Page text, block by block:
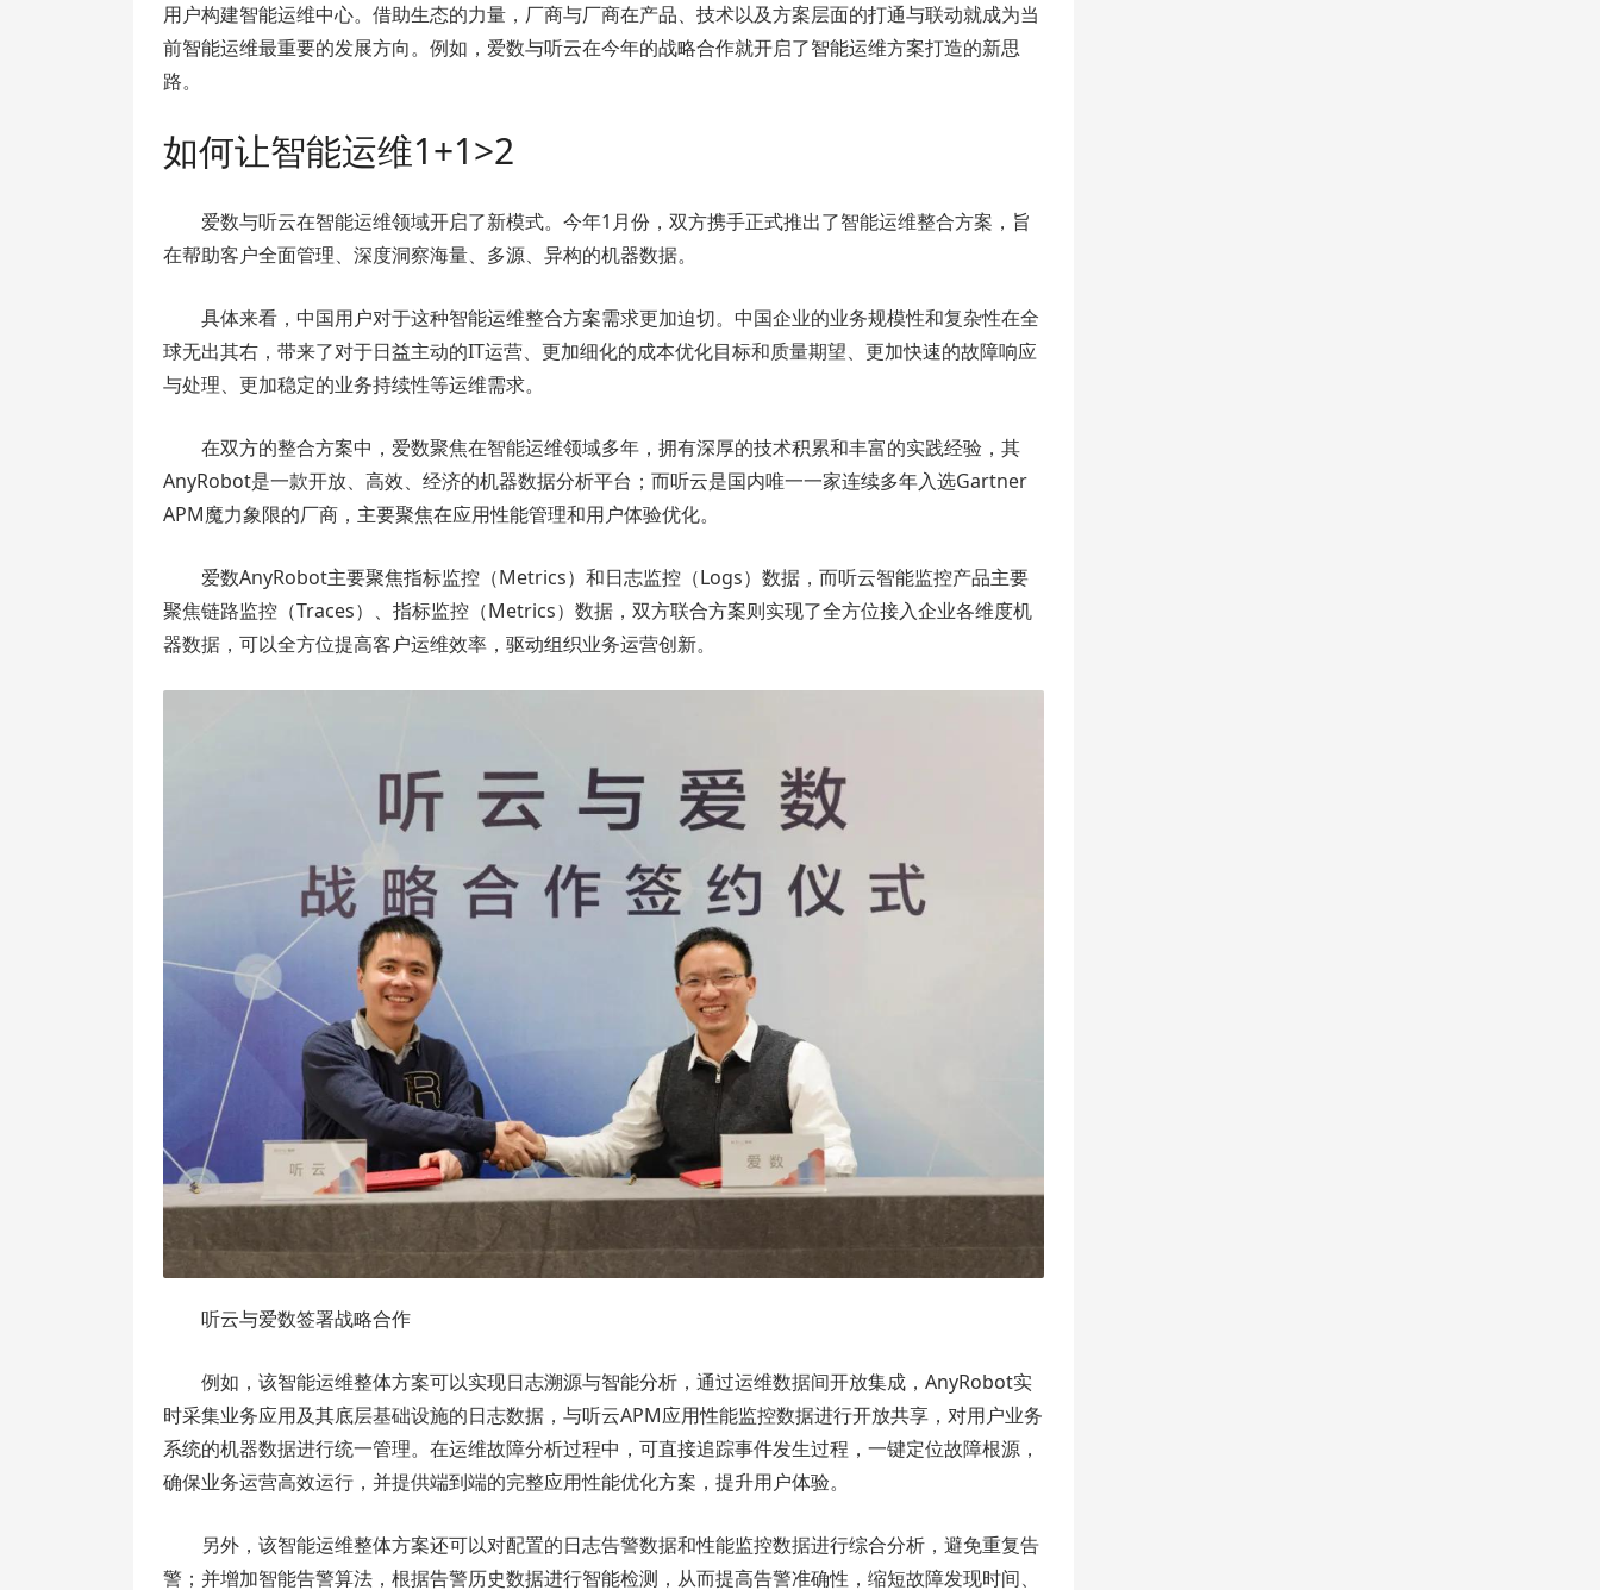
用户构建智能运维中心。借助生态的力量，厂商与厂商在产品、技术以及方案层面的打通与联动就成为当
前智能运维最重要的发展方向。例如，爱数与听云在今年的战略合作就开启了智能运维方案打造的新思
路。
如何让智能运维1+1>2
爱数与听云在智能运维领域开启了新模式。今年1月份，双方携手正式推出了智能运维整合方案，旨
在帮助客户全面管理、深度洞察海量、多源、异构的机器数据。
具体来看，中国用户对于这种智能运维整合方案需求更加迫切。中国企业的业务规模性和复杂性在全
球无出其右，带来了对于日益主动的IT运营、更加细化的成本优化目标和质量期望、更加快速的故障响应
与处理、更加稳定的业务持续性等运维需求。
在双方的整合方案中，爱数聚焦在智能运维领域多年，拥有深厚的技术积累和丰富的实践经验，其
AnyRobot是一款开放、高效、经济的机器数据分析平台；而听云是国内唯一一家连续多年入选Gartner
APM魔力象限的厂商，主要聚焦在应用性能管理和用户体验优化。
爱数AnyRobot主要聚焦指标监控（Metrics）和日志监控（Logs）数据，而听云智能监控产品主要
聚焦链路监控（Traces）、指标监控（Metrics）数据，双方联合方案则实现了全方位接入企业各维度机
器数据，可以全方位提高客户运维效率，驱动组织业务运营创新。
听云与爱数签署战略合作
例如，该智能运维整体方案可以实现日志溯源与智能分析，通过运维数据间开放集成，AnyRobot实
时采集业务应用及其底层基础设施的日志数据，与听云APM应用性能监控数据进行开放共享，对用户业务
系统的机器数据进行统一管理。在运维故障分析过程中，可直接追踪事件发生过程，一键定位故障根源，
确保业务运营高效运行，并提供端到端的完整应用性能优化方案，提升用户体验。
另外，该智能运维整体方案还可以对配置的日志告警数据和性能监控数据进行综合分析，避免重复告
警；并增加智能告警算法，根据告警历史数据进行智能检测，从而提高告警准确性，缩短故障发现时间、